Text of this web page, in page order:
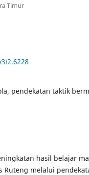
Timur
pendekatan taktik
hasil belajar
Ruteng melalui